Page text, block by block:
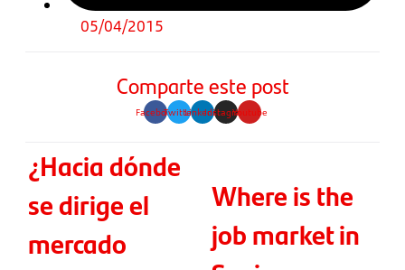
05/04/2015
Comparte este post
FacebookTwitterLinkedinInstagramYoutube
¿Hacia dónde
se dirige el
mercado
Where is the
job market in